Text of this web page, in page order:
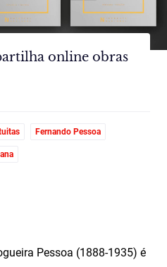
online obras
Fernando Pessoa
Pessoa (1888-1935) é